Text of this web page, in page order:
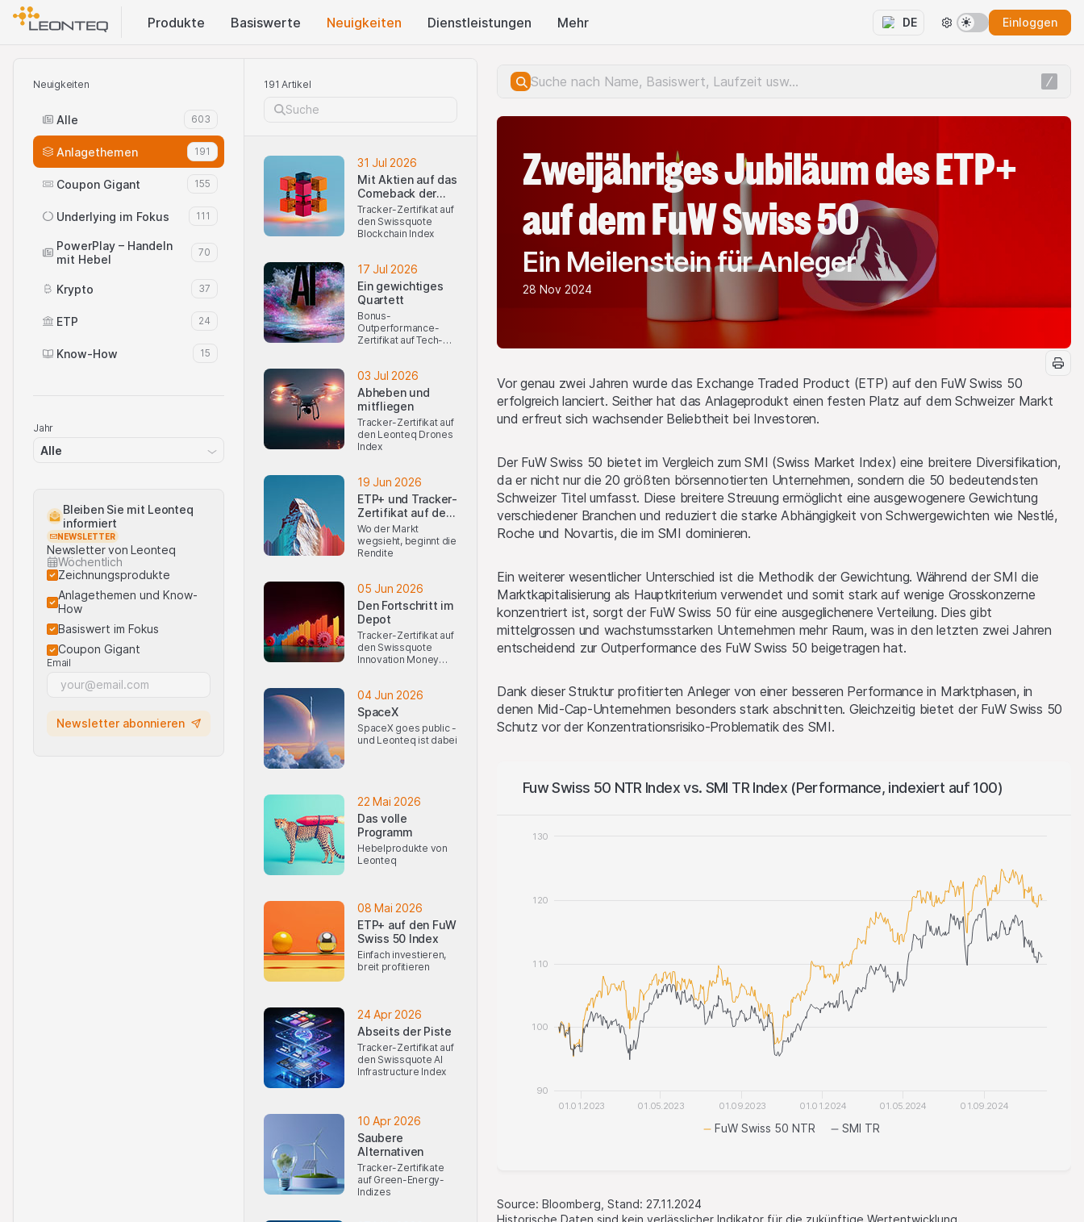
Produkte Basis​werte Neuigkeiten Dienstleistungen Mehr DE Einloggen
Neuigkeiten
Alle 603
Anlagethemen 191
Coupon Gigant 155
Underlying im Fokus 111
PowerPlay – Handeln
mit Hebel
70
Krypto 37
ETP 24
Know-How 15
Jahr
Alle
Bleiben Sie mit Leonteq
informiert
NEWSLETTER
Newsletter von Leonteq
Wöchentlich
Zeichnungsprodukte
Anlagethemen und Know-
How
Basiswert im Fokus
Coupon Gigant
Email
Newsletter abonnieren
191 Artikel
31 Jul 2026
Mit Aktien auf das
Comeback der
Kryptobranche
setzen
Tracker-Zertifikat auf
den Swissquote
Blockchain Index
17 Jul 2026
Ein gewichtiges
Quartett
Bonus-
Outperformance-
Zertifikat auf Tech-
03 Jul 2026
Abheben und
mitfliegen
Tracker-Zertifikat auf
den Leonteq Drones
Index
19 Jun 2026
ETP+ und Tracker-
Zertifikat auf den
FuW-Risk-Index
Wo der Markt
wegsieht, beginnt die
Rendite
05 Jun 2026
Den Fortschritt im
Depot
Tracker-Zertifikat auf
den Swissquote
Innovation Money
04 Jun 2026
SpaceX
SpaceX goes public -
und Leonteq ist dabei
22 Mai 2026
Das volle
Programm
Hebelprodukte von
Leonteq
08 Mai 2026
ETP+ auf den FuW
Swiss 50 Index
Einfach investieren,
breit profitieren
24 Apr 2026
Abseits der Piste
Tracker-Zertifikat auf
den Swissquote AI
Infrastructure Index
10 Apr 2026
Saubere
Alternativen
Tracker-Zertifikate
auf Green-Energy-
Indizes
Zweijähriges Jubiläum des ETP+
auf dem FuW Swiss 50
Ein Meilenstein für Anleger
28 Nov 2024
Vor genau zwei Jahren wurde das Exchange Traded Product (ETP) auf den FuW Swiss 50
erfolgreich lanciert. Seither hat das Anlageprodukt einen festen Platz auf dem Schweizer Markt
und erfreut sich wachsender Beliebtheit bei Investoren.
Der FuW Swiss 50 bietet im Vergleich zum SMI (Swiss Market Index) eine breitere Diversifikation,
da er nicht nur die 20 größten börsennotierten Unternehmen, sondern die 50 bedeutendsten
Schweizer Titel umfasst. Diese breitere Streuung ermöglicht eine ausgewogenere Gewichtung
verschiedener Branchen und reduziert die starke Abhängigkeit von Schwergewichten wie Nestlé,
Roche und Novartis, die im SMI dominieren.
Ein weiterer wesentlicher Unterschied ist die Methodik der Gewichtung. Während der SMI die
Marktkapitalisierung als Hauptkriterium verwendet und somit stark auf wenige Grosskonzerne
konzentriert ist, sorgt der FuW Swiss 50 für eine ausgeglichenere Verteilung. Dies gibt
mittelgrossen und wachstumsstarken Unternehmen mehr Raum, was in den letzten zwei Jahren
entscheidend zur Outperformance des FuW Swiss 50 beigetragen hat.
Dank dieser Struktur profitierten Anleger von einer besseren Performance in Marktphasen, in
denen Mid-Cap-Unternehmen besonders stark abschnitten. Gleichzeitig bietet der FuW Swiss 50
Schutz vor der Konzentrationsrisiko-Problematik des SMI.
Fuw Swiss 50 NTR Index vs. SMI TR Index (Performance, indexiert auf 100)
FuW Swiss 50 NTR SMI TR
01.01.2023 01.05.2023 01.09.2023 01.01.2024 01.05.2024 01.09.2024
90
100
110
120
130
Source: Bloomberg, Stand: 27.11.2024
Historische Daten sind kein verlässlicher Indikator für die zukünftige Wertentwicklung.